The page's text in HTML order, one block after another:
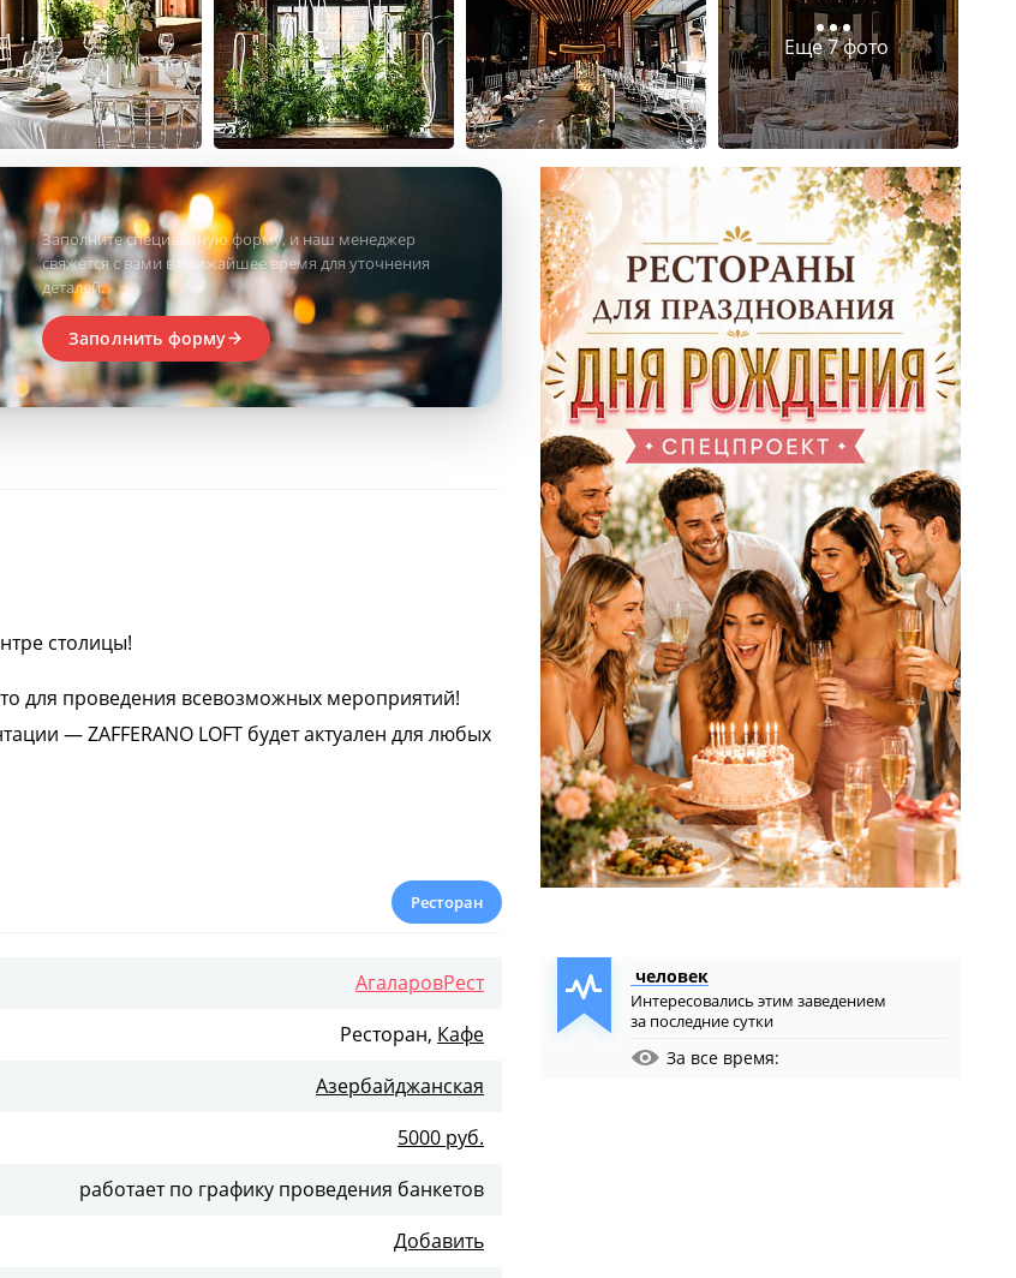
Еще 7 фото
Заполните специальную форму, и наш менеджер
свяжется с вами в ближайшее время для уточнения
деталей.
Заполнить форму
столицы!
для проведения всевозможных мероприятий!
— ZAFFERANO LOFT будет актуален для любых
стены, массивная барная стойка,
небольшая сцена, на которой выступали
и восточная кухня.
Ресторан
АгаларовРест
Ресторан, Кафе
Азербайджанская
5000 руб.
работает по графику проведения банкетов
Добавить
человек
Интересовались этим заведением
за последние сутки
За все время: